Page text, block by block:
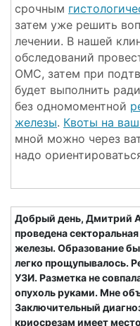
срочным
затем уже решить
лечении. В нашей
обследований
ОМС, затем при
будет выполнить
без одномоментной
железы. Квоты на
мной можно через
надо
Добрый день, Дмитрий
проведена
железы. Образование
легко прощупывалось.
УЗИ. Разметка не
опухоль руками. Мне
Заключительный
криосрезам имеет